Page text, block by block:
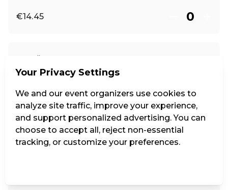
€14.45
Ermäßigung gilt für max. 2 Tickets pro Club-Karte
€15.30
Your Privacy Settings
We and our event organizers use cookies to
analyze site traffic, improve your experience,
and support personalized advertising. You can
choose to accept all, reject non-essential
tracking, or customize your preferences.